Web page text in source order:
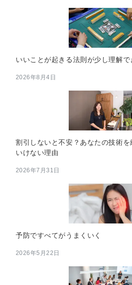
いいことが起きる法則が少し理解で
2026年8月4日
割引しないと不安？あなたの技術
いけない理由
2026年7月31日
予防ですべてがうまくいく
2026年5月22日